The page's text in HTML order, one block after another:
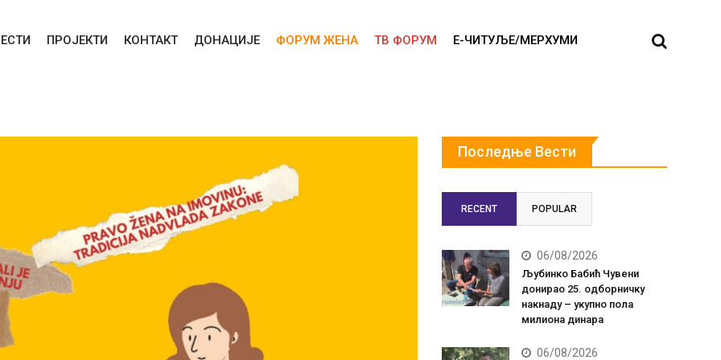
ПРОЈЕКТИ КОНТАКТ ДОНАЦИЈЕ ФОРУМ ЖЕНА ТВ ФОРУМ E-ЧИТУЉЕ/МЕРХУМИ
Последње Вести
RECENT POPULAR
06/08/2026
Љубинко Бабић Чувени
донирао 25. одборничку
накнаду – укупно пола
милиона динара
06/08/2026